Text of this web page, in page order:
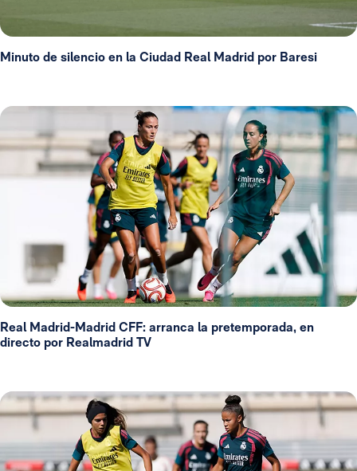
Minuto de silencio en la Ciudad Real Madrid por Baresi
Real Madrid-Madrid CFF: arranca la pretemporada, en
directo por Realmadrid TV